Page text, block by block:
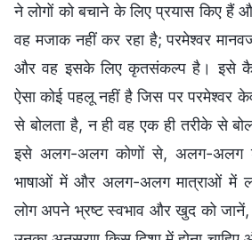
ने लोगों को बचाने के लिए प्रयास किए
वह मजाक नहीं कर रहा है; परमेश्वर
और वह इसके लिए कृतसंकल्प है। इसे
ऐसा कोई पहलू नहीं है जिस पर परमेश्वर
से बोलता है, न ही वह एक ही तरीके से
इसे अलग-अलग कोणों से, अलग-अलग
भाषाओं में और अलग-अलग मात्राओं में
लोग अपने भ्रष्ट स्वभाव और खुद को